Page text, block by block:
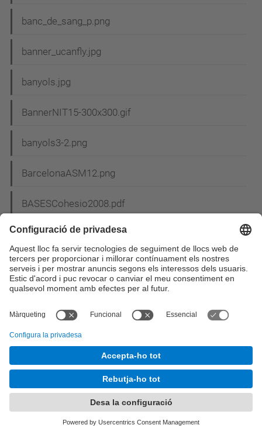
banc_de_sang_p.png
banner_ucanfly.jpg
banyols.jpg
BannerNIT15-300x300.gif
banyols3-2.png
BarcelonaASM12.png
BASESCohesio2008.pdf
bases_concurs_cartell.pdf
Bases del concurs de nadales_2.pdf
Bases_sorteig_MU.pdf
BASM2013pq.png